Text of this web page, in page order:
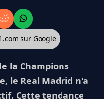
sur Google
la Champions
le Real Madrid n'a
Cette tendance